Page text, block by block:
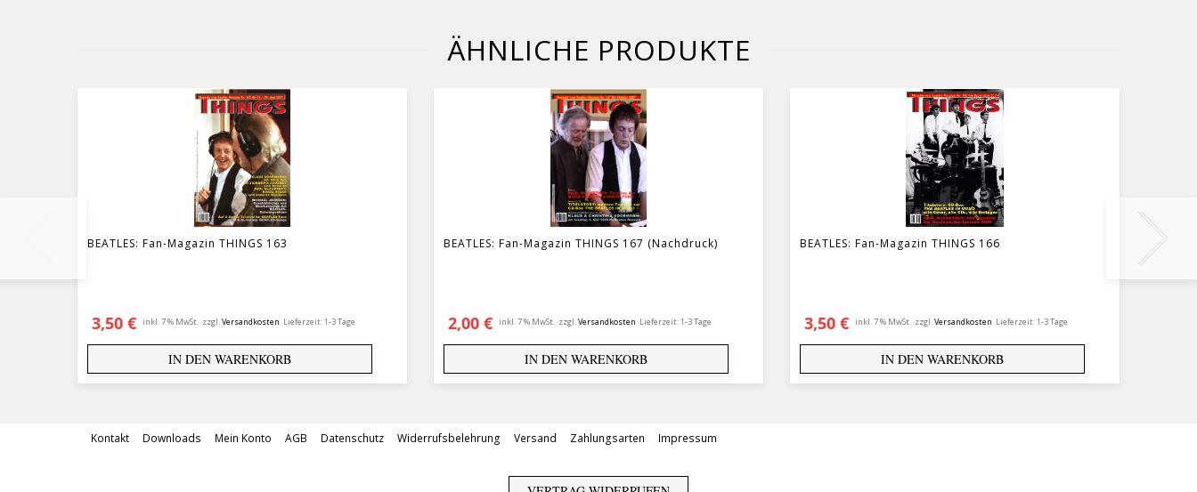
ÄHNLICHE PRODUKTE
BEATLES: Fan-Magazin THINGS 163
3,50 € inkl. 7 % MwSt. zzgl.Versandkosten Lieferzeit:1-3 Tage
IN DEN WARENKORB
BEATLES: Fan-Magazin THINGS 167 (Nachdruck)
2,00 € inkl. 7 % MwSt. zzgl.Versandkosten Lieferzeit:1-3 Tage
IN DEN WARENKORB
BEATLES: Fan-Magazin THINGS 166
3,50 € inkl. 7 % MwSt. zzgl.Versandkosten Lieferzeit:1-3 Tage
IN DEN WARENKORB
Kontakt Downloads Mein Konto AGB Datenschutz Widerrufsbelehrung Versand Zahlungsarten Impressum